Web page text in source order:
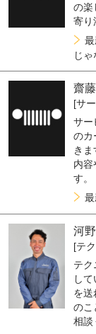
の楽
寄り
じゃ
齋
[サ
サー
のカ
き
内容
す。
河
[テ
テク
し
を送
のこ
相談